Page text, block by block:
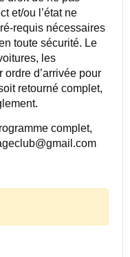
et/ou l’état ne
requis nécessaires
toute sécurité. Le
les
d’arrivée pour
retourné complet,
complet,